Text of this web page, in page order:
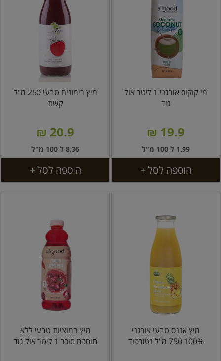
מי קוקוס אורגני 1 ליטר אול
גוד
19.9 ₪
1.99 ל 100 מ''ל
הוספה לסל +
מיץ רימונים טבעי 250 מ"ל
קשת
20.9 ₪
8.36 ל 100 מ''ל
הוספה לסל +
מיץ אננס טבעי אורגני
100% 750 מ"ל נטורפוד
מיץ חמוציות טבעי ללא
תוספת סוכר 1 ליטר אול גוד